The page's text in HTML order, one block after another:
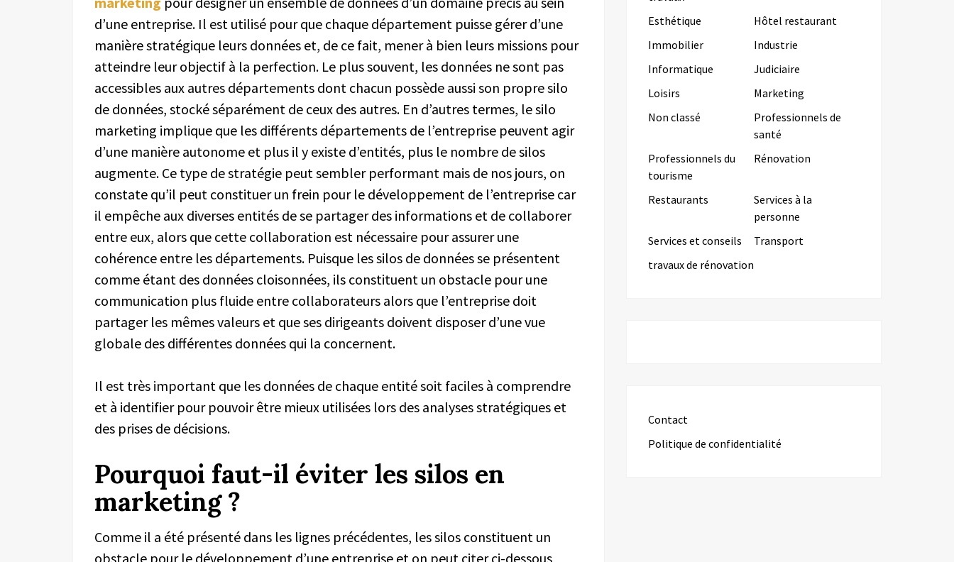
d’une entreprise. Il est utilisé pour que chaque département puisse gérer d’une
manière stratégique leurs données et, de ce fait, mener à bien leurs missions pour
atteindre leur objectif à la perfection. Le plus souvent, les données ne sont pas
accessibles aux autres départements dont chacun possède aussi son propre silo
de données, stocké séparément de ceux des autres. En d’autres termes, le silo
marketing implique que les différents départements de l’entreprise peuvent agir
d’une manière autonome et plus il y existe d’entités, plus le nombre de silos
augmente. Ce type de stratégie peut sembler performant mais de nos jours, on
constate qu’il peut constituer un frein pour le développement de l’entreprise car
il empêche aux diverses entités de se partager des informations et de collaborer
entre eux, alors que cette collaboration est nécessaire pour assurer une
cohérence entre les départements. Puisque les silos de données se présentent
comme étant des données cloisonnées, ils constituent un obstacle pour une
communication plus fluide entre collaborateurs alors que l’entreprise doit
partager les mêmes valeurs et que ses dirigeants doivent disposer d’une vue
globale des différentes données qui la concernent.
Il est très important que les données de chaque entité soit faciles à comprendre
et à identifier pour pouvoir être mieux utilisées lors des analyses stratégiques et
des prises de décisions.
Pourquoi faut-il éviter les silos en
marketing ?
Comme il a été présenté dans les lignes précédentes, les silos constituent un
obstacle pour le développement d’une entreprise et on peut citer ci-dessous
Esthétique
Hôtel restaurant
Immobilier
Industrie
Informatique
Judiciaire
Loisirs
Marketing
Non classé
Professionnels de
santé
Professionnels du
tourisme
Rénovation
Restaurants
Services à la
personne
Services et conseils
Transport
travaux de rénovation
Contact
Politique de confidentialité